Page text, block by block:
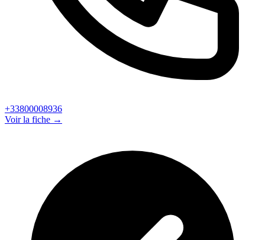
+33800008936
Voir la fiche →